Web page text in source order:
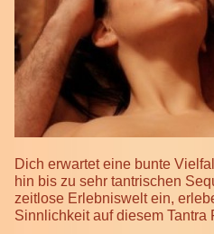
Dich erwartet eine bunte
hin bis zu sehr tantrischen
zeitlose Erlebniswelt ein,
Sinnlichkeit auf diesem Tantra